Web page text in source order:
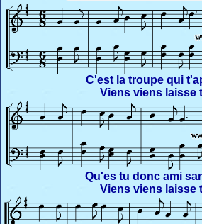
C'est la troupe qui
Viens viens laisse
Qu'es tu donc ami
Viens viens laisse